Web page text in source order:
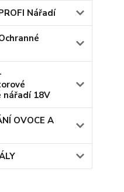
Nářadí
nářadí 18V
OVOCE A